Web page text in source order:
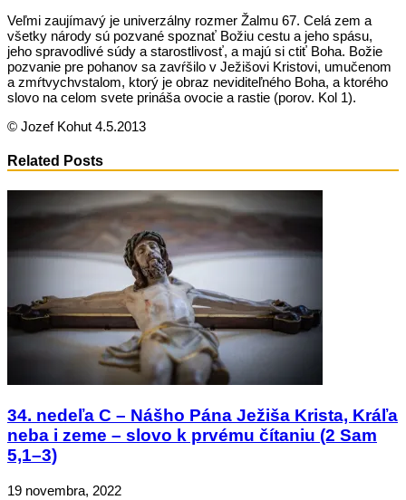
Veľmi zaujímavý je univerzálny rozmer Žalmu 67. Celá zem a
všetky národy sú pozvané spoznať Božiu cestu a jeho spásu,
jeho spravodlivé súdy a starostlivosť, a majú si ctiť Boha. Božie
pozvanie pre pohanov sa zavŕšilo v Ježišovi Kristovi, umučenom
a zmŕtvychvstalom, ktorý je obraz neviditeľného Boha, a ktorého
slovo na celom svete prináša ovocie a rastie (porov. Kol 1).
© Jozef Kohut 4.5.2013
Related Posts
34. nedeľa C – Nášho Pána Ježiša Krista, Kráľa
neba i zeme – slovo k prvému čítaniu (2 Sam
5,1–3)
19 novembra, 2022